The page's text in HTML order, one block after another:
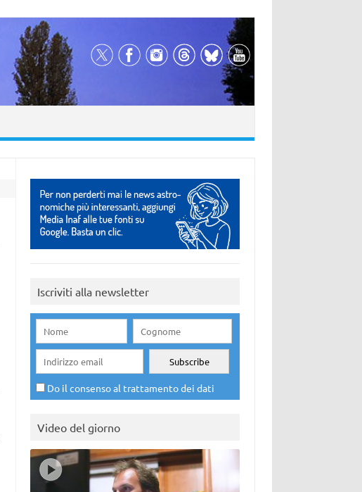
Iscriviti alla newsletter
Do il consenso al trattamento dei dati
Video del giorno